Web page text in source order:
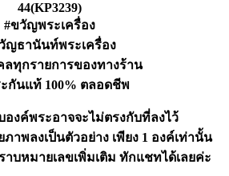
44(KP3239)
#ขวัญพระเครื่อง
ญธานันท์พระเครื่อง
ลทุกรายการของทางร้าน
กันแท้ 100% ตลอดชีพ
องค์พระอาจจะไม่ตรงกับที่ลงไว้
าพลงเป็นตัวอย่าง เพียง 1 องค์เท่านั้น
บหมายเลขเพิ่มเติม ทักแชทได้เลยค่ะ